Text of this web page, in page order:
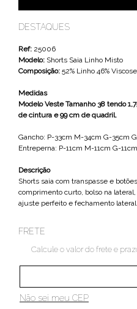
DESTAQUES
Ref: 25006
Modelo: Shorts Saia Linho Misto
Composição: 52% Linho 46%
Medidas
Modelo Veste Tamanho 38 tendo
de cintura e 99 cm de quadril.
Gancho: P-33cm M-34cm G-35cm
Entreperna: P-11cm M-11cm G-
Descrição
Shorts saia com transpasse e
comprimento curto, bolso na
ajuste perfeito e fechamento lateral
FRETE
Calcule o valor do frete e
Não sei meu CEP